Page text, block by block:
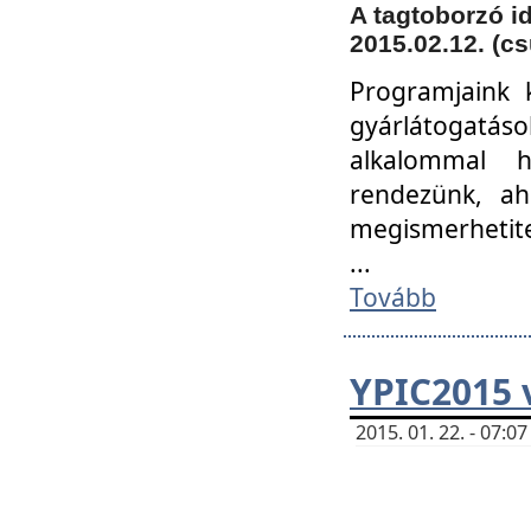
A tagtoborzó
2015.02.12.
Programjaink
alkalommal
rendezünk,
...
Tovább
YPIC2015
2015. 01. 22. -